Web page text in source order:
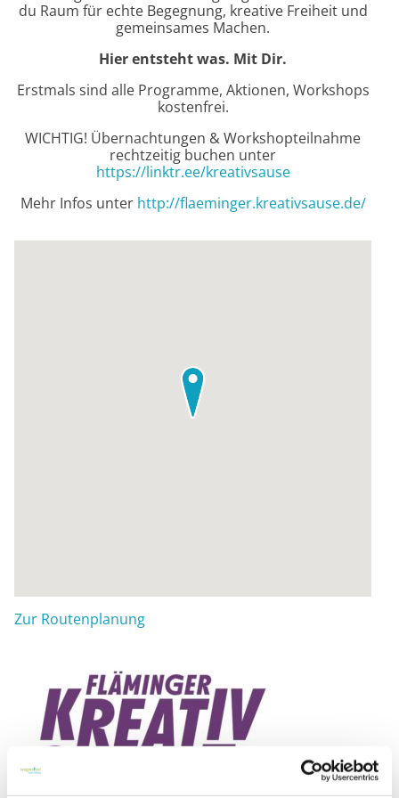
du Raum für echte Begegnung, kreative Freiheit und
gemeinsames Machen.
Hier entsteht was. Mit Dir.
Erstmals sind alle Programme, Aktionen, Workshops
kostenfrei.
WICHTIG! Übernachtungen & Workshopteilnahme
rechtzeitig buchen unter
https://linktr.ee/kreativsause
Mehr Infos unter http://flaeminger.kreativsause.de/
Zur Routenplanung